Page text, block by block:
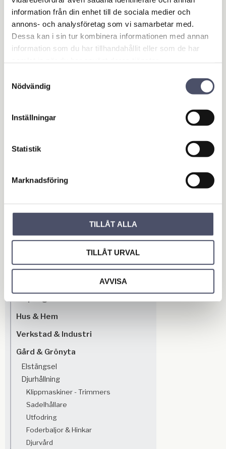
information från din enhet till de sociala medier och
annons- och analysföretag som vi samarbetar med.
Dessa kan i sin tur kombinera informationen med annan
information som du har tillhandahållit eller som de har
Nödvändig
Inställningar
Statistik
Marknadsföring
TILLÅT ALLA
TILLÅT URVAL
AVVISA
Musfälla Svart C250
Lägg till i favoriter
KÖP
Stativ till Gasdriven
Tillbehör till art.nr 10750
KÖP
Maskin & Fordonstillbehör
Garage- & Fordonsutrustning
Hus & Hem
Verkstad & Industri
Gård & Grönyta
Elstängsel
Djurhållning
Klippmaskiner - Trimmers
Sadelhållare
Utfodring
Foderbaljor & Hinkar
Djurvård